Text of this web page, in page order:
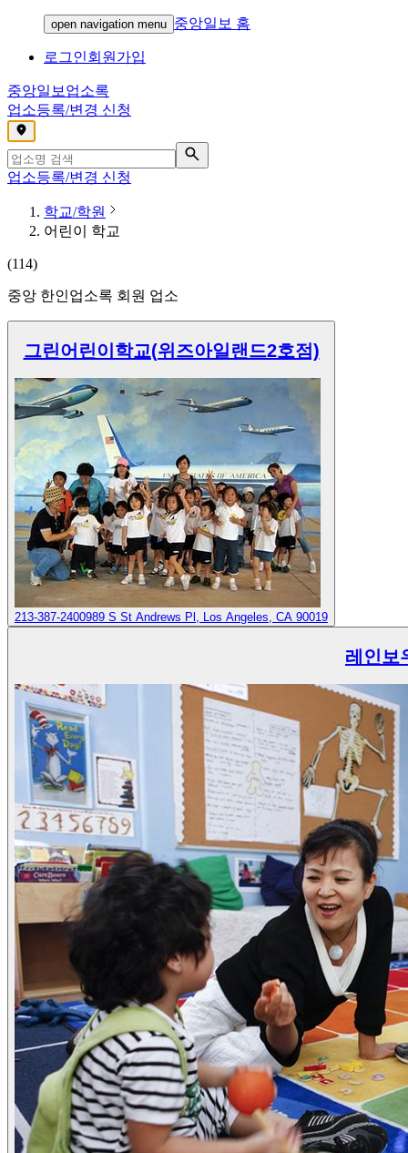
open navigation menu 중앙일보 홈
로그인회원가입
중앙일보 업소록
업소등록/변경 신청
,
업소등록/변경 신청
학교/학원
어린이 학교
(114)
중앙 한인업소록 회원 업소
그린어린이학교(위즈아일랜드2호점)
213-387-2400989 S St Andrews Pl, Los Angeles, CA 90019
레인보